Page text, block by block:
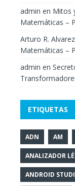
admin en Mitos
Matemáticas –
Arturo R. Alvarez
Matemáticas –
admin en
ETIQUETAS
ADN AM
ANALIZADOR
ANDROID